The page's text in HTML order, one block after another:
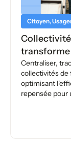
Citoyen,
Centraliser,
collectivités de
optimisant
repensée pour